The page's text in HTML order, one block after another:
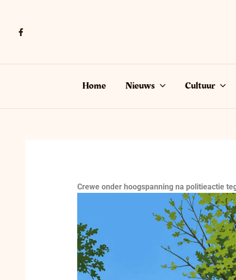
Home Nieuws Cultuur
Crewe onder hoogspanning na politieactie